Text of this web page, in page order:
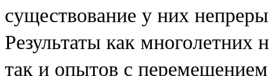
существование у них
Результаты как
так и опытов с